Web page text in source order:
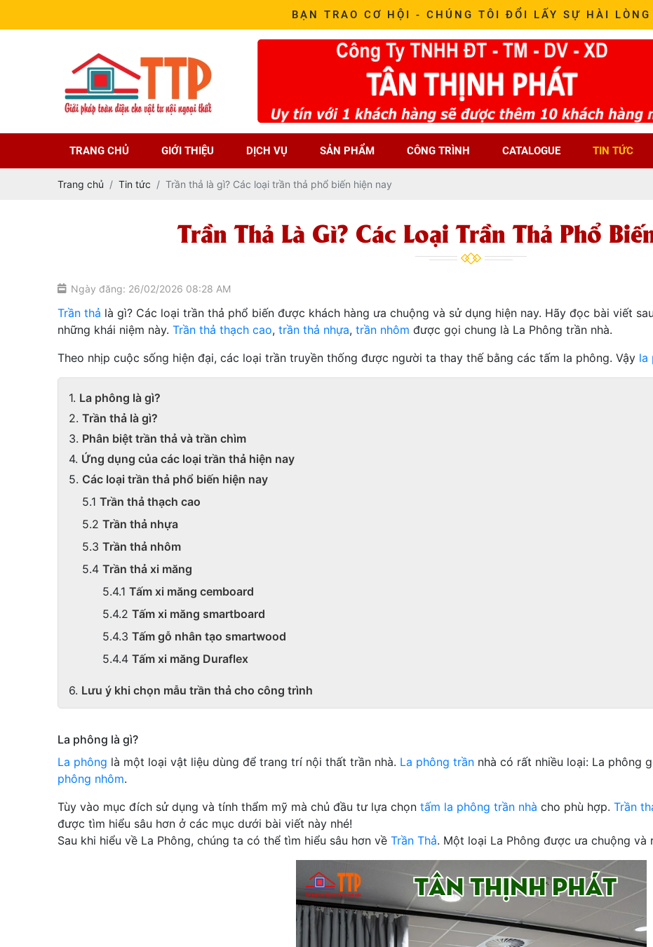
BẠN TRAO CƠ HỘI - CHÚNG TÔI ĐỔI LẤY SỰ HÀI LÒNG
TRANG CHỦ GIỚI THIỆU DỊCH VỤ SẢN PHẨM CÔNG TRÌNH CATALOGUE TIN TỨC
Trang chủ Tin tức Trần thả là gì? Các loại trần thả phổ biến hiện nay
Trần Thả Là Gì? Các Loại Trần Thả Phổ
Ngày đăng: 26/02/2026 08:28 AM
Trần thả là gì? Các loại trần thả phổ biến được khách hàng ưa chuộng và sử dụng hiện nay. Hãy đọc bài viết
những khái niệm này. Trần thả thạch cao, trần thả nhựa, trần nhôm được gọi chung là La Phông trần nhà.
Theo nhịp cuộc sống hiện đại, các loại trần truyền thống được người ta thay thế bằng các tấm la phông. Vậy la
La phông là gì?
Trần thả là gì?
Phân biệt trần thả và trần chìm
Ứng dụng của các loại trần thả hiện nay
Các loại trần thả phổ biến hiện nay
Trần thả thạch cao
Trần thả nhựa
Trần thả nhôm
Trần thả xi măng
Tấm xi măng cemboard
Tấm xi măng smartboard
Tấm gỗ nhân tạo smartwood
Tấm xi măng Duraflex
Lưu ý khi chọn mẫu trần thả cho công trình
La phông là gì?
La phông là một loại vật liệu dùng để trang trí nội thất trần nhà. La phông trần nhà có rất nhiều loại: La phông
phông nhôm.
Tùy vào mục đích sử dụng và tính thẩm mỹ mà chủ đầu tư lựa chọn tấm la phông trần nhà cho phù hợp. Trần
được tìm hiểu sâu hơn ở các mục dưới bài viết này nhé!
Sau khi hiểu về La Phông, chúng ta có thể tìm hiểu sâu hơn về Trần Thả. Một loại La Phông được ưa chuộng